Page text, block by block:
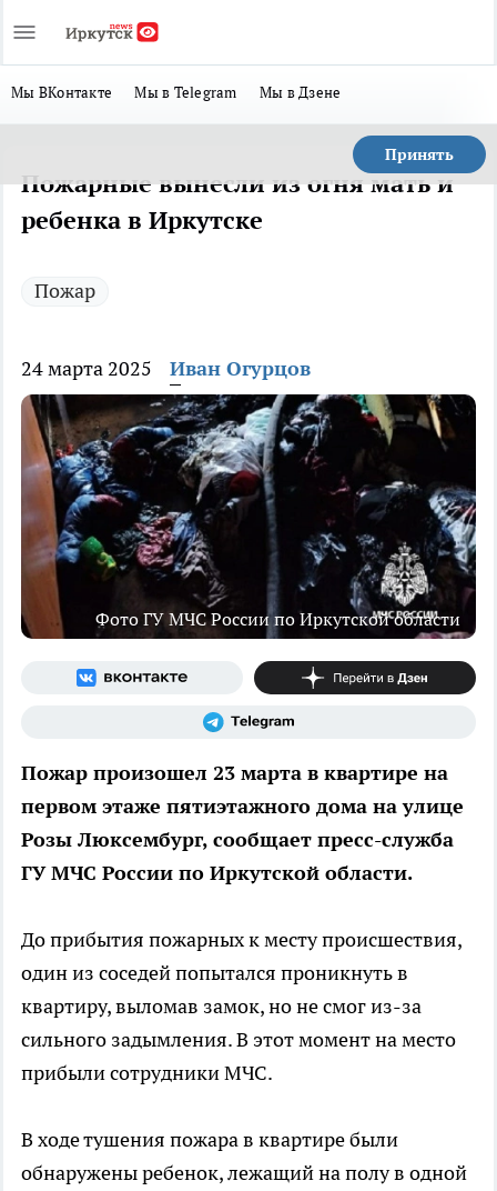
Мы ВКонтакте Мы в Telegram Мы в Дзене
Принять
Пожарные вынесли из огня мать и
ребенка в Иркутске
Пожар
24 марта 2025 Иван Огурцов
Фото ГУ МЧС России по Иркутской области
Пожар произошел 23 марта в квартире на
первом этаже пятиэтажного дома на улице
Розы Люксембург, сообщает пресс-служба
ГУ МЧС России по Иркутской области.
До прибытия пожарных к месту происшествия,
один из соседей попытался проникнуть в
квартиру, выломав замок, но не смог из-за
сильного задымления. В этот момент на место
прибыли сотрудники МЧС.
В ходе тушения пожара в квартире были
обнаружены ребенок, лежащий на полу в одной